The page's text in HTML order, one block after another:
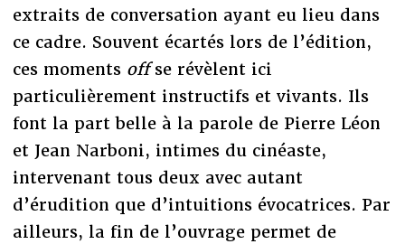
extraits de conversation ayant eu lieu dans
ce cadre. Souvent écartés lors de l’édition,
ces moments offse révèlent ici
particulièrement instructifs et vivants. Ils
font la part belle à la parole de Pierre Léon
et Jean Narboni, intimes du cinéaste,
intervenant tous deux avec autant
d’érudition que d’intuitions évocatrices. Par
ailleurs, la fin de l’ouvrage permet de